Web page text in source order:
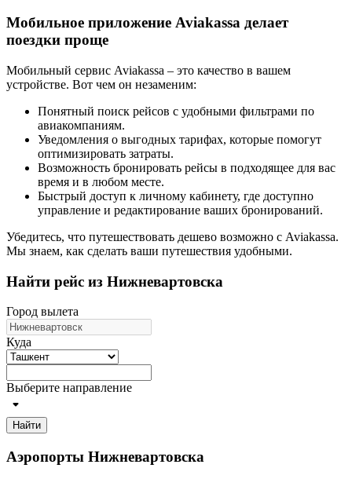
Мобильное приложение Aviakassa делает
поездки проще
Мобильный сервис Aviakassa – это качество в вашем
устройстве. Вот чем он незаменим:
Понятный поиск рейсов с удобными фильтрами по
авиакомпаниям.
Уведомления о выгодных тарифах, которые помогут
оптимизировать затраты.
Возможность бронировать рейсы в подходящее для вас
время и в любом месте.
Быстрый доступ к личному кабинету, где доступно
управление и редактирование ваших бронирований.
Убедитесь, что путешествовать дешево возможно с Aviakassa.
Мы знаем, как сделать ваши путешествия удобными.
Найти рейс из Нижневартовска
Город вылета
Куда
Выберите направление
Найти
Аэропорты Нижневартовска